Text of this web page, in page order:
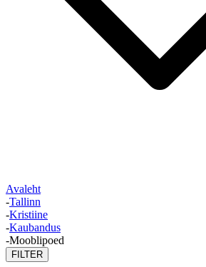
Avaleht
-Tallinn
-Kristiine
-Kaubandus
-Mooblipoed
FILTER